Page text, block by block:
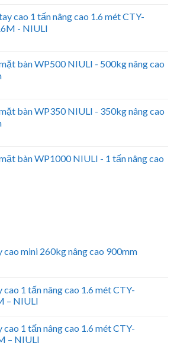
cao 1 tấn nâng cao 1.6 mét CTY-
- NIULI
bàn WP500 NIULI - 500kg nâng cao
bàn WP350 NIULI - 350kg nâng cao
bàn WP1000 NIULI - 1 tấn nâng cao
cao mini 260kg nâng cao 900mm
cao 1 tấn nâng cao 1.6 mét CTY-
– NIULI
cao 1 tấn nâng cao 1.6 mét CTY-
– NIULI